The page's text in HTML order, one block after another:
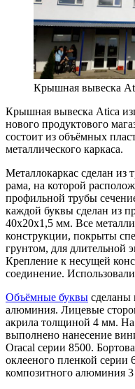
Крышная вывеска
Крышная вывеска Atica
нового продуктового
состоит из объёмных
металлического каркаса.
Металлокаркас сделан из
рама, на которой
профильной трубы
каждой буквы сделан из
40х20х1,5 мм. Все
конструкции, покрыты
грунтом, для длительной
Крепление к несущей
соединение.
Объёмные буквы сделаны
алюминия. Лицевые
акрила толщиной 4 мм. На
выполнено нанесение
Oracal серии 8500.
оклееного пленкой серии
композитного алюминия